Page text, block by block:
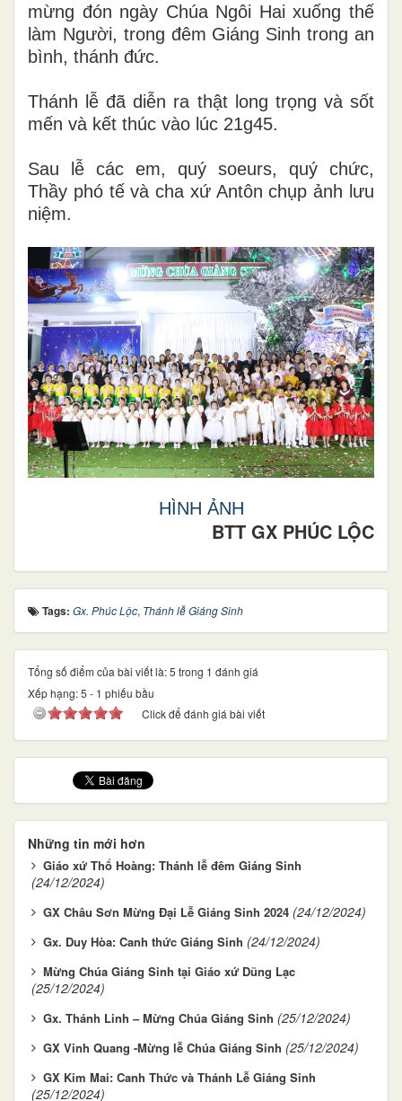
mừng đón ngày Chúa Ngôi Hai xuống thế
làm Người, trong đêm Giáng Sinh trong an
bình, thánh đức.
Thánh lễ đã diễn ra thật long trọng và sốt
mến và kết thúc vào lúc 21g45.
Sau lễ các em, quý soeurs, quý chức,
Thầy phó tế và cha xứ Antôn chụp ảnh lưu
niệm.
HÌNH ẢNH
BTT GX PHÚC LỘC
Tags: Gx. Phúc Lộc, Thánh lễ Giáng Sinh
Tổng số điểm của bài viết là: 5 trong 1 đánh giá
Xếp hạng:5 - 1 phiếu bầu
Click để đánh giá bài viết
Những tin mới hơn
Giáo xứ Thổ Hoàng: Thánh lễ đêm Giáng Sinh
(24/12/2024)
GX Châu Sơn Mừng Đại Lễ Giáng Sinh 2024 (24/12/2024)
Gx. Duy Hòa: Canh thức Giáng Sinh (24/12/2024)
Mừng Chúa Giáng Sinh tại Giáo xứ Dũng Lạc
(25/12/2024)
Gx. Thánh Linh – Mừng Chúa Giáng Sinh (25/12/2024)
GX Vinh Quang -Mừng lễ Chúa Giáng Sinh (25/12/2024)
GX Kim Mai: Canh Thức và Thánh Lễ Giáng Sinh
(25/12/2024)